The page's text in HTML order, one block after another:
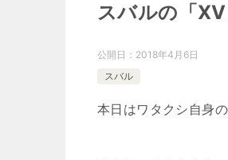
スバルの「
公開日： 2018年4月6日
スバル
本日はワタクシ自身の